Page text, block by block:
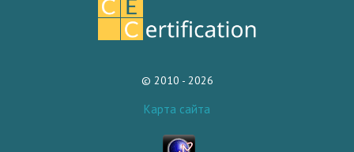
© 2010 - 2026
Карта сайта